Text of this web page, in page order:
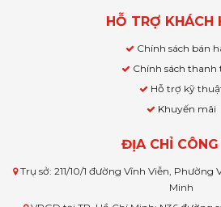
HỖ TRỢ KHÁCH
Chính sách bán
Chính sách thanh
Hỗ trợ kỹ
Khuyến mãi
ĐỊA CHỈ
Trụ sở: 211/10/1 đường Vĩnh Viễn, Phường
Minh